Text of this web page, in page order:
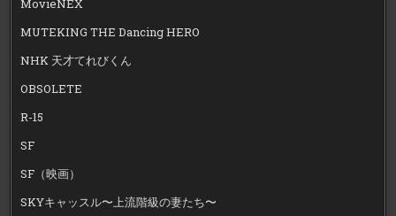
MovieNEX
MUTEKING THE Dancing HERO
NHK 天才てれびくん
OBSOLETE
R-15
SF
SF（映画）
SKYキャッスル〜上流階級の妻たち〜